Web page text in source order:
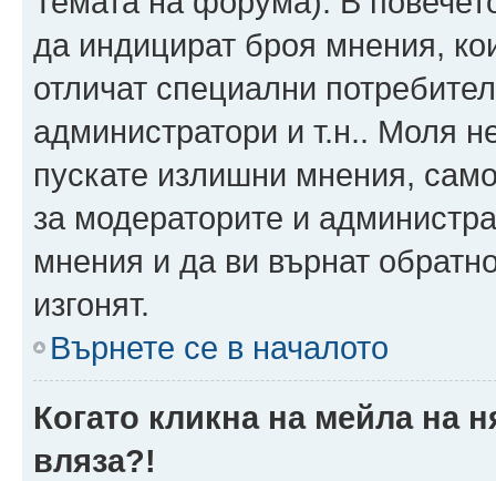
да индицират броя мнения,
отличат специални
администратори и т.н.. Моля
пускате излишни мнения,
за модераторите и
мнения и да ви върнат
изгонят.
Върнете се в началото
Когато кликна на мейла на
вляза?!